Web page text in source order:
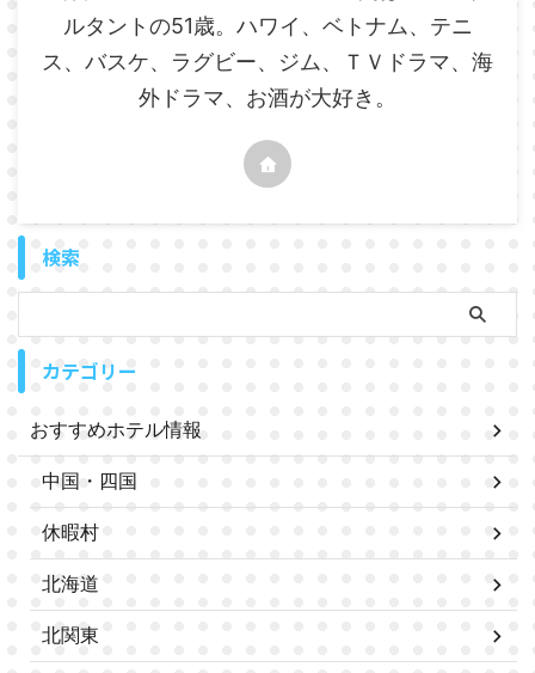
ルタントの51歳。ハワイ、ベトナム、テニ
ス、バスケ、ラグビー、ジム、ＴＶドラマ、海
外ドラマ、お酒が大好き。
検索
カテゴリー
おすすめホテル情報
中国・四国
休暇村
北海道
北関東